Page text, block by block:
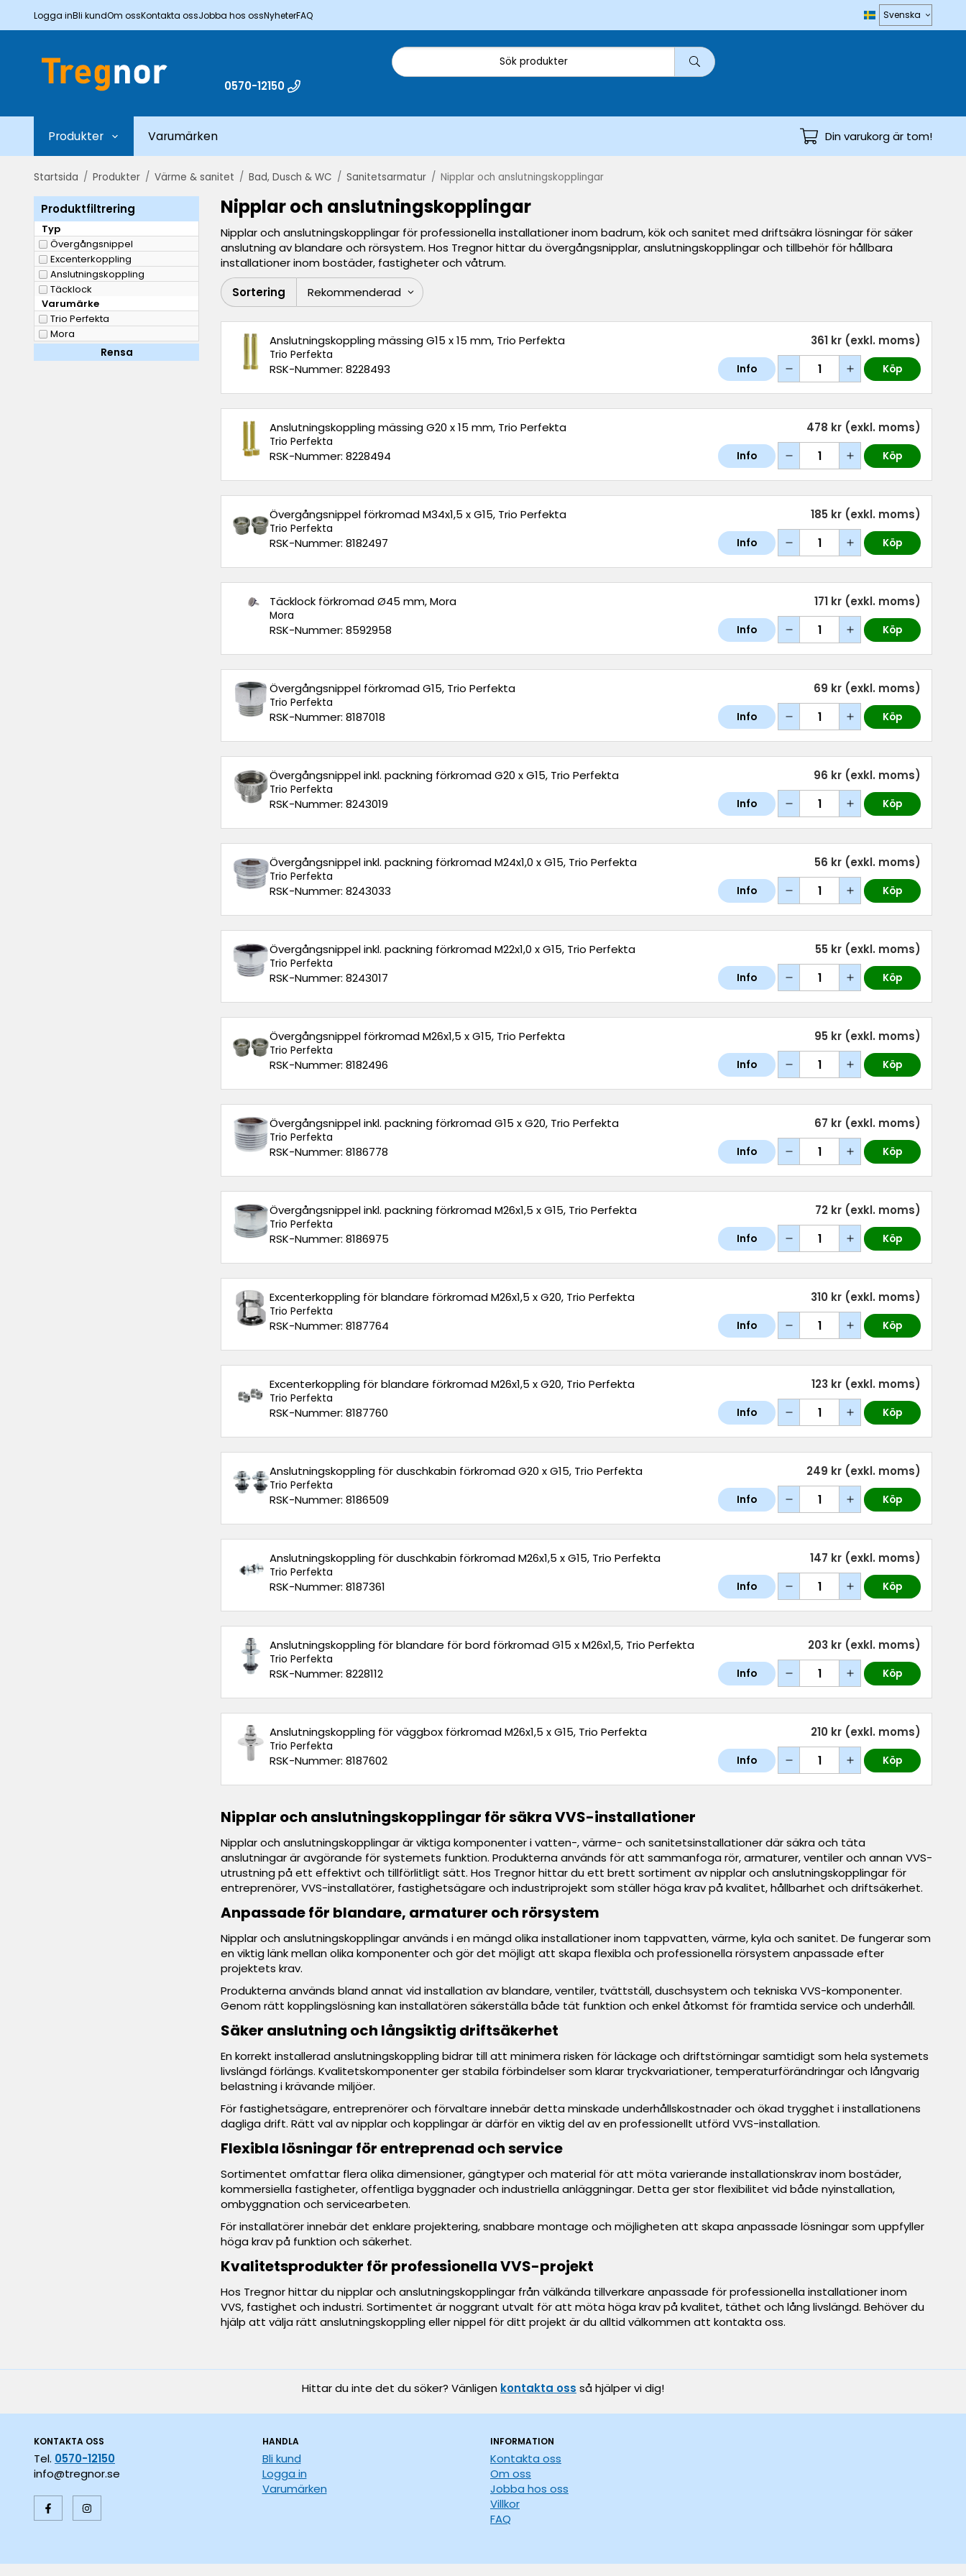
Logga inBli kundOm ossKontakta ossJobba hos ossNyheterFAQ
0570-12150
Produkter Varumärken Din varukorg är tom!
Startsida / Produkter / Värme & sanitet / Bad, Dusch & WC / Sanitetsarmatur / Nipplar och anslutningskopplingar
Produktfiltrering
Typ
Övergångsnippel
Excenterkoppling
Anslutningskoppling
Täcklock
Varumärke
Trio Perfekta
Mora
Rensa
Nipplar och anslutningskopplingar
Nipplar och anslutningskopplingar för professionella installationer inom badrum, kök och sanitet med driftsäkra lösningar för säker
anslutning av blandare och rörsystem. Hos Tregnor hittar du övergångsnipplar, anslutningskopplingar och tillbehör för hållbara
installationer inom bostäder, fastigheter och våtrum.
Sortering
Anslutningskoppling mässing G15 x 15 mm, Trio Perfekta
Trio Perfekta
RSK-Nummer: 8228493
361 kr (exkl. moms)
Info Köp
Anslutningskoppling mässing G20 x 15 mm, Trio Perfekta
Trio Perfekta
RSK-Nummer: 8228494
478 kr (exkl. moms)
Info Köp
Övergångsnippel förkromad M34x1,5 x G15, Trio Perfekta
Trio Perfekta
RSK-Nummer: 8182497
185 kr (exkl. moms)
Info Köp
Täcklock förkromad Ø45 mm, Mora
Mora
RSK-Nummer: 8592958
171 kr (exkl. moms)
Info Köp
Övergångsnippel förkromad G15, Trio Perfekta
Trio Perfekta
RSK-Nummer: 8187018
69 kr (exkl. moms)
Info Köp
Övergångsnippel inkl. packning förkromad G20 x G15, Trio Perfekta
Trio Perfekta
RSK-Nummer: 8243019
96 kr (exkl. moms)
Info Köp
Övergångsnippel inkl. packning förkromad M24x1,0 x G15, Trio Perfekta
Trio Perfekta
RSK-Nummer: 8243033
56 kr (exkl. moms)
Info Köp
Övergångsnippel inkl. packning förkromad M22x1,0 x G15, Trio Perfekta
Trio Perfekta
RSK-Nummer: 8243017
55 kr (exkl. moms)
Info Köp
Övergångsnippel förkromad M26x1,5 x G15, Trio Perfekta
Trio Perfekta
RSK-Nummer: 8182496
95 kr (exkl. moms)
Info Köp
Övergångsnippel inkl. packning förkromad G15 x G20, Trio Perfekta
Trio Perfekta
RSK-Nummer: 8186778
67 kr (exkl. moms)
Info Köp
Övergångsnippel inkl. packning förkromad M26x1,5 x G15, Trio Perfekta
Trio Perfekta
RSK-Nummer: 8186975
72 kr (exkl. moms)
Info Köp
Excenterkoppling för blandare förkromad M26x1,5 x G20, Trio Perfekta
Trio Perfekta
RSK-Nummer: 8187764
310 kr (exkl. moms)
Info Köp
Excenterkoppling för blandare förkromad M26x1,5 x G20, Trio Perfekta
Trio Perfekta
RSK-Nummer: 8187760
123 kr (exkl. moms)
Info Köp
Anslutningskoppling för duschkabin förkromad G20 x G15, Trio Perfekta
Trio Perfekta
RSK-Nummer: 8186509
249 kr (exkl. moms)
Info Köp
Anslutningskoppling för duschkabin förkromad M26x1,5 x G15, Trio Perfekta
Trio Perfekta
RSK-Nummer: 8187361
147 kr (exkl. moms)
Info Köp
Anslutningskoppling för blandare för bord förkromad G15 x M26x1,5, Trio Perfekta
Trio Perfekta
RSK-Nummer: 8228112
203 kr (exkl. moms)
Info Köp
Anslutningskoppling för väggbox förkromad M26x1,5 x G15, Trio Perfekta
Trio Perfekta
RSK-Nummer: 8187602
210 kr (exkl. moms)
Info Köp
Nipplar och anslutningskopplingar för säkra VVS-installationer
Nipplar och anslutningskopplingar är viktiga komponenter i vatten-, värme- och sanitetsinstallationer där säkra och täta
anslutningar är avgörande för systemets funktion. Produkterna används för att sammanfoga rör, armaturer, ventiler och annan VVS-
utrustning på ett effektivt och tillförlitligt sätt. Hos Tregnor hittar du ett brett sortiment av nipplar och anslutningskopplingar för
entreprenörer, VVS-installatörer, fastighetsägare och industriprojekt som ställer höga krav på kvalitet, hållbarhet och driftsäkerhet.
Anpassade för blandare, armaturer och rörsystem
Nipplar och anslutningskopplingar används i en mängd olika installationer inom tappvatten, värme, kyla och sanitet. De fungerar som
en viktig länk mellan olika komponenter och gör det möjligt att skapa flexibla och professionella rörsystem anpassade efter
projektets krav.
Produkterna används bland annat vid installation av blandare, ventiler, tvättställ, duschsystem och tekniska VVS-komponenter.
Genom rätt kopplingslösning kan installatören säkerställa både tät funktion och enkel åtkomst för framtida service och underhåll.
Säker anslutning och långsiktig driftsäkerhet
En korrekt installerad anslutningskoppling bidrar till att minimera risken för läckage och driftstörningar samtidigt som hela systemets
livslängd förlängs. Kvalitetskomponenter ger stabila förbindelser som klarar tryckvariationer, temperaturförändringar och långvarig
belastning i krävande miljöer.
För fastighetsägare, entreprenörer och förvaltare innebär detta minskade underhållskostnader och ökad trygghet i installationens
dagliga drift. Rätt val av nipplar och kopplingar är därför en viktig del av en professionellt utförd VVS-installation.
Flexibla lösningar för entreprenad och service
Sortimentet omfattar flera olika dimensioner, gängtyper och material för att möta varierande installationskrav inom bostäder,
kommersiella fastigheter, offentliga byggnader och industriella anläggningar. Detta ger stor flexibilitet vid både nyinstallation,
ombyggnation och servicearbeten.
För installatörer innebär det enklare projektering, snabbare montage och möjligheten att skapa anpassade lösningar som uppfyller
höga krav på funktion och säkerhet.
Kvalitetsprodukter för professionella VVS-projekt
Hos Tregnor hittar du nipplar och anslutningskopplingar från välkända tillverkare anpassade för professionella installationer inom
VVS, fastighet och industri. Sortimentet är noggrant utvalt för att möta höga krav på kvalitet, täthet och lång livslängd. Behöver du
hjälp att välja rätt anslutningskoppling eller nippel för ditt projekt är du alltid välkommen att kontakta oss.
Hittar du inte det du söker? Vänligen kontakta oss så hjälper vi dig!
KONTAKTA OSS
Tel. 0570-12150
info@tregnor.se
HANDLA
Bli kund
Logga in
Varumärken
INFORMATION
Kontakta oss
Om oss
Jobba hos oss
Villkor
FAQ